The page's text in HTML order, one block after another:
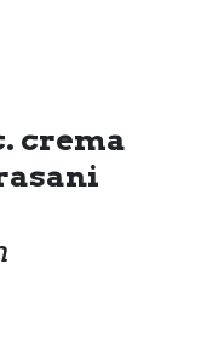
crema